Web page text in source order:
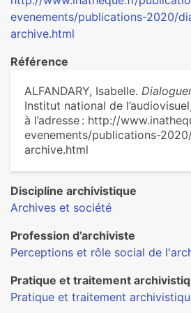
evenements/publications-2020/
archive.html
Référence
ALFANDARY, Isabelle.
Institut national de
à l’adresse : http://
evenements/publications-
archive.html
Discipline archivistique
Archives et société
Profession d’archiviste
Perceptions et rôle social de
Pratique et traitement
Pratique et traitement